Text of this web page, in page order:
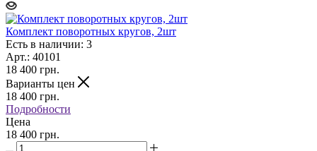
Комплект поворотных кругов, 2шт
Есть в наличии: 3
Арт.: 40101
18 400 грн.
Варианты цен
18 400 грн.
Подробности
Цена
18 400 грн.